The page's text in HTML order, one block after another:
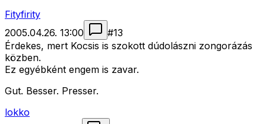
Fityfirity
2005.04.26. 13:00
#13
Érdekes, mert Kocsis is szokott dúdolászni zongorázás
közben.
Ez egyébként engem is zavar.
Gut. Besser. Presser.
lokko